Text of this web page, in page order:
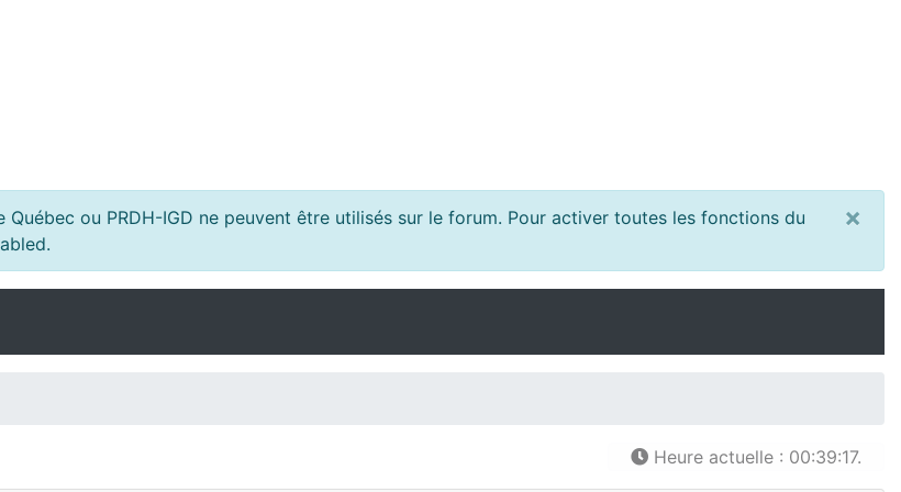
ou PRDH-IGD ne peuvent être utilisés sur le forum. Pour activer toutes les fonctions du
×
Heure actuelle : 00:39:17.